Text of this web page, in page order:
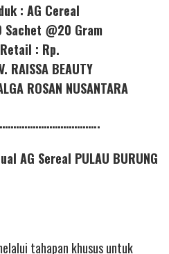
: AG Cereal
@20 Gram
: Rp.
RAISSA BEAUTY
ROSAN NUSANTARA
AG Sereal PULAU BURUNG
tahapan khusus untuk